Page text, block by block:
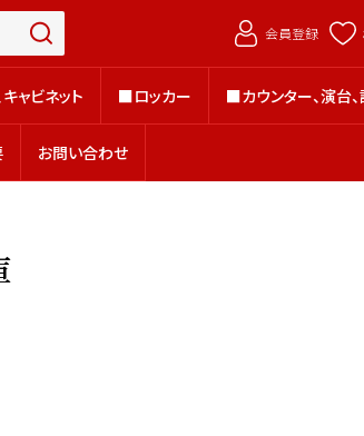
会員登録
ャビネット ■ロッカー ■カウンター、演台
お問い合わせ
ャビネット ■ロッカー ■カウンター、演台
お問い合わせ